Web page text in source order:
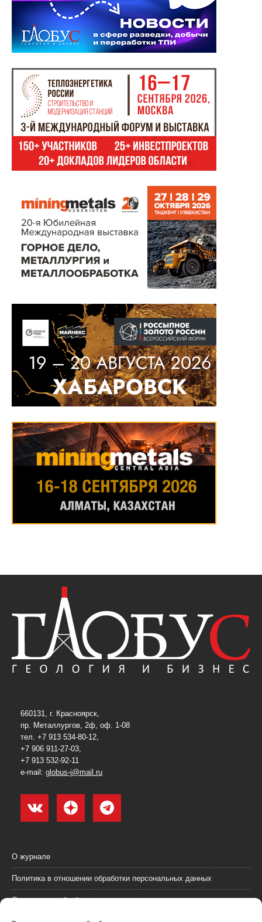
660131, г. Красноярск,
пр. Металлургов, 2ф, оф. 1-08
тел. +7 913 534-80-12,
+7 906 911-27-03,
+7 913 532-92-11
e-mail: globus-j@mail.ru
О журнале
Политика в отношении обработки персональных данных
Согласие на обработку персональных данных